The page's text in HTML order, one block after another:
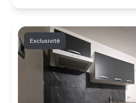
Exclusivité